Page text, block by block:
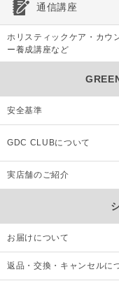
通信講座
ホリスティックケア・カウ
ー養成講座など
安全基準
GDC CLUBについて
実店舗のご紹介
お届けについて
返品・交換・キャンセルに